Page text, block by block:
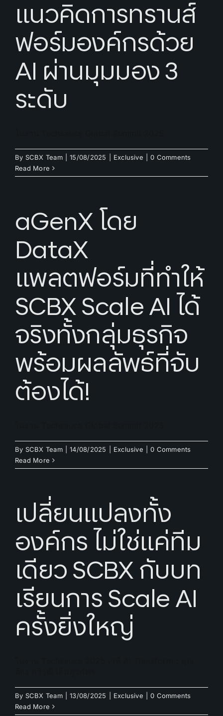
แนวคิดการทรานส์
ฟอร์มองค์กรด้วย
AI ผ่านมุมมอง 3
ระดับ
By SCBX Team 15/08/2025 Exclusive
0 Comments
Read More
aGenX โดย
DataX
แพลตฟอร์มที่ทำให้
SCBX Scale AI ได้
จริงทั้งกลุ่มธุรกิจ
พร้อมผลลัพธ์ที่จับ
ต้องได้!
By SCBX Team 14/08/2025 Exclusive
0 Comments
Read More
เปลี่ยนแปลงทั้ง
องค์กร ไม่ใช่แค่ทีม
เดียว SCBX กับบท
เรียนการ Scale AI
ครั้งยิ่งใหญ่
By SCBX Team 13/08/2025 Exclusive
0 Comments
Read More